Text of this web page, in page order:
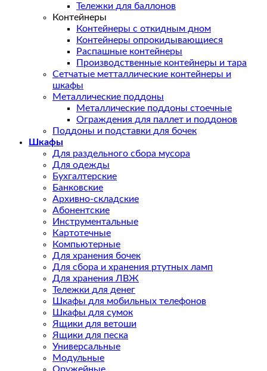
Тележки для баллонов
Контейнеры
Контейнеры с откидным дном
Контейнеры опрокидывающиеся
Распашные контейнеры
Производственные контейнеры и тара
Сетчатые метталлические контейнеры и
шкафы
Металлические поддоны
Металлические поддоны стоечные
Ограждения для паллет и поддонов
Поддоны и подставки для бочек
Шкафы
Для раздельного сбора мусора
Для одежды
Бухгалтерские
Банковские
Архивно-складские
Абонентские
Инструментальные
Картотечные
Компьютерные
Для хранения бочек
Для сбора и хранения ртутных ламп
Для хранения ЛВЖ
Тележки для денег
Шкафы для мобильных телефонов
Шкафы для сумок
Ящики для ветоши
Ящики для песка
Универсальные
Модульные